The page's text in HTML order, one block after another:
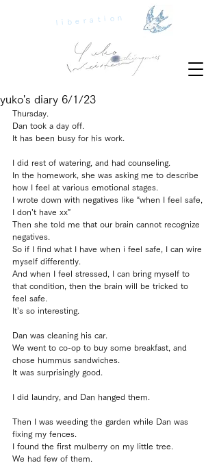
liberation
yuko's diary 6/1/23
Thursday.
Dan took a day off.
It has been busy for his work.
I did rest of watering, and had counseling.
In the homework, she was asking me to describe
how I feel at various emotional stages.
I wrote down with negatives like “when I feel safe,
I don’t have xx”
Then she told me that our brain cannot recognize
negatives.
So if I find what I have when i feel safe, I can wire
myself differently.
And when I feel stressed, I can bring myself to
that condition, then the brain will be tricked to
feel safe.
It’s so interesting.
Dan was cleaning his car.
We went to co-op to buy some breakfast, and
chose hummus sandwiches.
It was surprisingly good.
I did laundry, and Dan hanged them.
Then I was weeding the garden while Dan was
fixing my fences.
I found the first mulberry on my little tree.
We had few of them.